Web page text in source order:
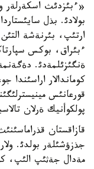
«ءبئزدئث اسكةرلةر
بولادئ. بذل
ارتئپ، بئرنةشة
ءبئراق، بوكس
ةنگئزئلمةدئ.
كوماندالار
قورعانئس
پولكوأنيك ةرلان
قازاقستان
مةدال جةثئپ الئپ،